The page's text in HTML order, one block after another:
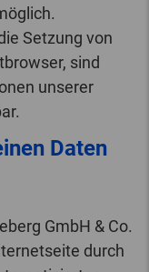
Setzung von
sind
unserer
Daten
GmbH & Co.
durch